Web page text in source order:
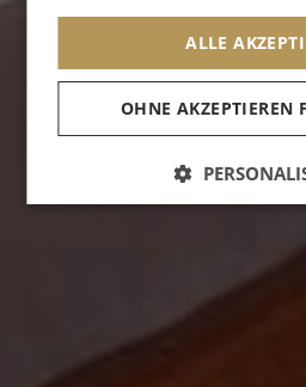
ALLE
OHNE AKZEPTIEREN